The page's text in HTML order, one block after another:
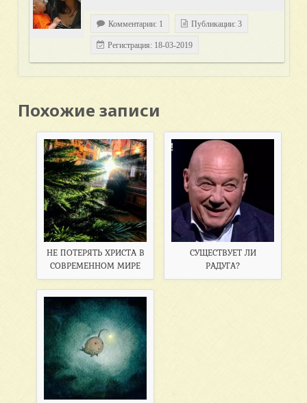
Комментарии: 1 Публикации: 3
Регистрация: 18-03-2019
Похожие записи
НЕ ПОТЕРЯТЬ ХРИСТА В
СОВРЕМЕННОМ МИРЕ
СУЩЕСТВУЕТ ЛИ
РАДУГА?